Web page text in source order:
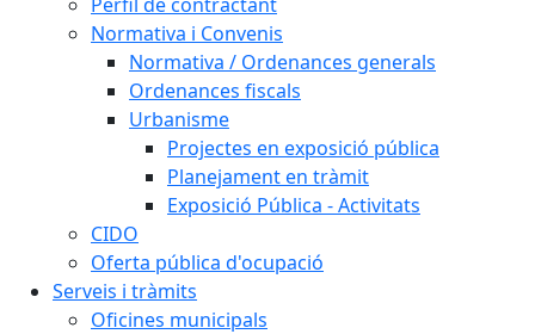
Normativa i Convenis
Normativa / Ordenances generals
Ordenances fiscals
Urbanisme
Projectes en exposició pública
Planejament en tràmit
Exposició Pública - Activitats
CIDO
Oferta pública d'ocupació
Serveis i tràmits
Oficines municipals